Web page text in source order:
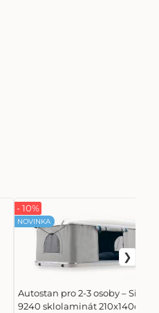
Autostan pro 2-3 osoby – Sirius
9240 sklolaminát 210x140cm
NOVINKA
- 10%